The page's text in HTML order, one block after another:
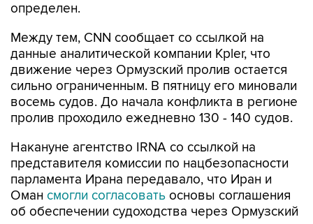
Между тем, CNN сообщает со ссылкой на
движение через Ормузский пролив остается
сильно ограниченным. В пятницу его миновали
восемь судов. До начала конфликта в регионе
пролив проходило ежедневно 130 - 140 судов.
Накануне агентство IRNA со ссылкой на
парламента Ирана передавало, что Иран и
Омансмогли согласовать основы соглашения
об обеспечении судоходства через Ормузский
пролив.